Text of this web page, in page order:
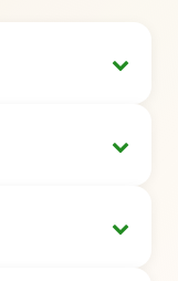
可溯源、环境
高级茶艺师资格
均来自西湖龙